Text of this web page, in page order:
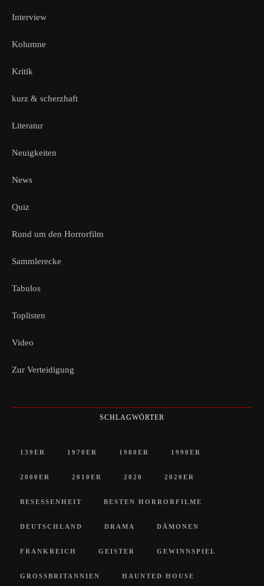
Interview
Kolumne
Kritik
kurz & scherzhaft
Literatur
Neuigkeiten
News
Quiz
Rund um den Horrorfilm
Sammlerecke
Tabulos
Toplisten
Video
Zur Verteidigung
SCHLAGWÖRTER
139ER 1970ER 1980ER 1990ER
2000ER 2010ER 2020 2020ER
BESESSENHEIT BESTEN HORRORFILME
DEUTSCHLAND DRAMA DÄMONEN
FRANKREICH GEISTER GEWINNSPIEL
GROSSBRITANNIEN HAUNTED HOUSE